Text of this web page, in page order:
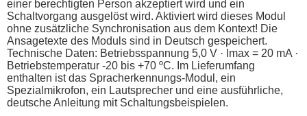
if sagen=on then goto sprechen else goto ausführen
#sprechen
print "Mandatory prompt list <0> "
print "Optional prompt list <1> "
input manda
if manda>1 then goto sprechen
if manda = 0 then print "Das gewünschte Wort (1 -208)
if manda = 1 then print "Das gewünschte Wort (1 -240)
input wort
#ausführen
print "Kommando"
einer berechtigten Person akzeptiert wird und ein
Schaltvorgang ausgelöst wird. Aktiviert wird dieses Modul
ohne zusätzliche Synchronisation aus dem Kontext! Die
Ansagetexte des Moduls sind in Deutsch gespeichert.
Technische Daten: Betriebsspannung 5,0 V · Imax = 20 mA ·
Betriebstemperatur -20 bis +70 ºC. Im Lieferumfang
enthalten ist das Spracherkennungs-Modul, ein
Spezialmikrofon, ein Lautsprecher und eine ausführliche,
deutsche Anleitung mit Schaltungsbeispielen.